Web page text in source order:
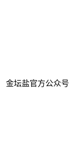
金坛盐官方公众号